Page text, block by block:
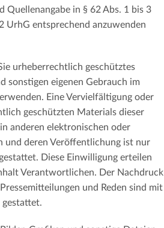
Quellenangabe in § 62 Abs. 1 bis 3
UrhG entsprechend anzuwenden
urheberrechtlich geschütztes
sonstigen eigenen Gebrauch im
Eine Vervielfältigung oder
geschützten Materials dieser
anderen elektronischen oder
und deren Veröffentlichung ist nur
Diese Einwilligung erteilen
Verantwortlichen. Der Nachdruck
und Reden sind mit
gestattet.